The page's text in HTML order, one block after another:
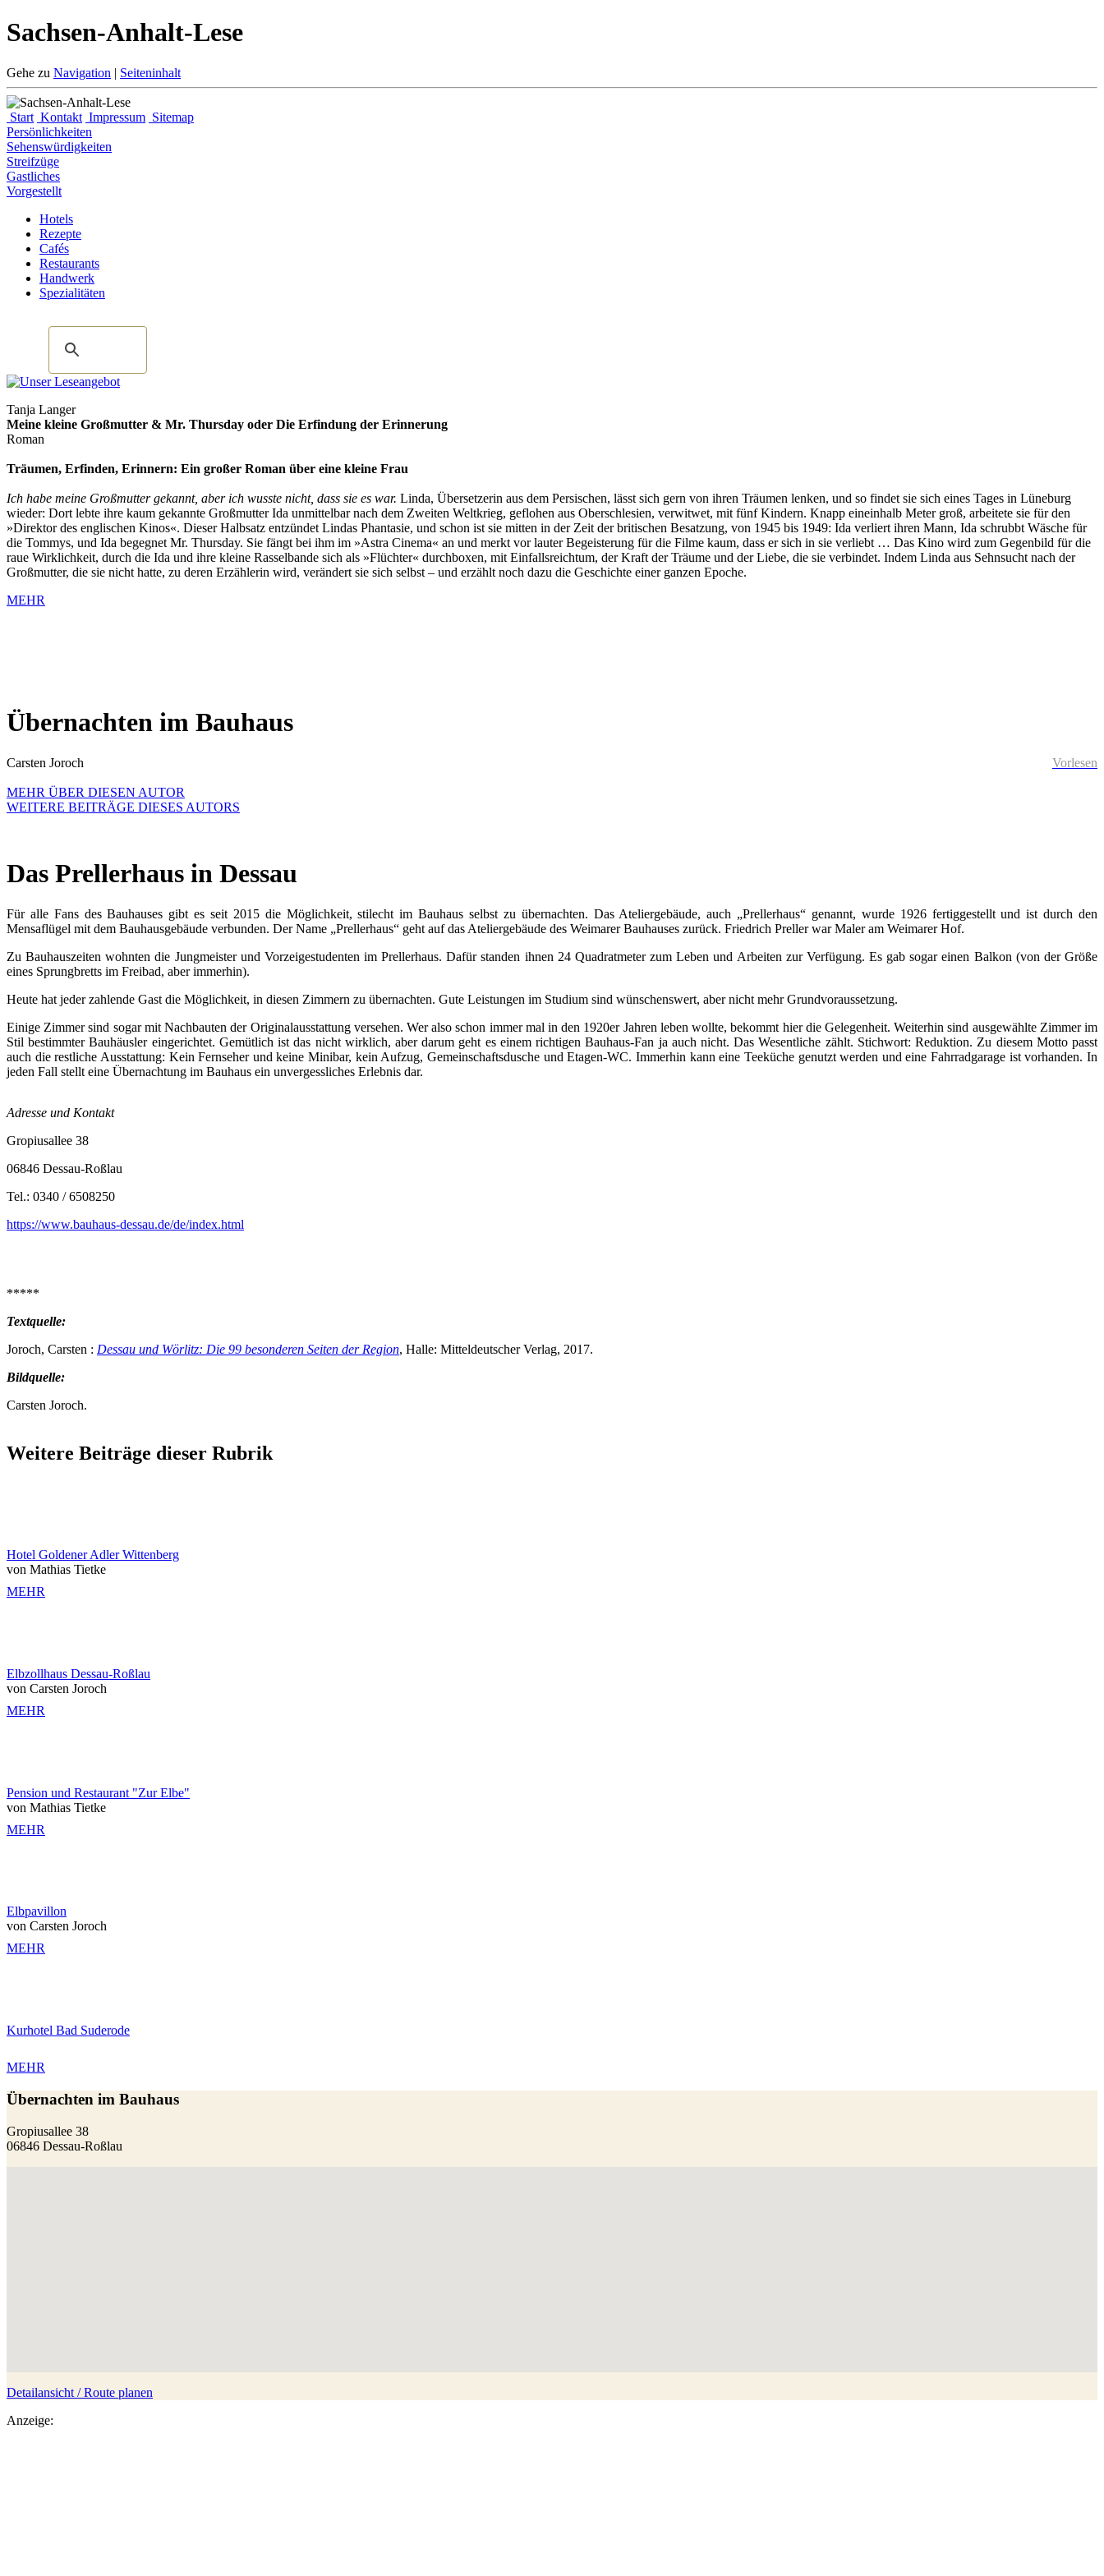
Sachsen-Anhalt-Lese
Gehe zu Navigation | Seiteninhalt
Start Kontakt Impressum Sitemap
Persönlichkeiten
Sehenswürdigkeiten
Streifzüge
Gastliches
Vorgestellt
Hotels
Rezepte
Cafés
Restaurants
Handwerk
Spezialitäten
Tanja Langer
Meine kleine Großmutter & Mr. Thursday oder Die Erfindung der Erinnerung
Roman
Träumen, Erfinden, Erinnern: Ein großer Roman über eine kleine Frau
Ich habe meine Großmutter gekannt, aber ich wusste nicht, dass sie es war. Linda, Übersetzerin aus dem Persischen, lässt sich gern von ihren Träumen lenken, und so findet sie sich eines Tages in Lüneburg
wieder: Dort lebte ihre kaum gekannte Großmutter Ida unmittelbar nach dem Zweiten Weltkrieg, geflohen aus Oberschlesien, verwitwet, mit fünf Kindern. Knapp eineinhalb Meter groß, arbeitete sie für den
»Direktor des englischen Kinos«. Dieser Halbsatz entzündet Lindas Phantasie, und schon ist sie mitten in der Zeit der britischen Besatzung, von 1945 bis 1949: Ida verliert ihren Mann, Ida schrubbt Wäsche für
die Tommys, und Ida begegnet Mr. Thursday. Sie fängt bei ihm im »Astra Cinema« an und merkt vor lauter Begeisterung für die Filme kaum, dass er sich in sie verliebt … Das Kino wird zum Gegenbild für die
raue Wirklichkeit, durch die Ida und ihre kleine Rasselbande sich als »Flüchter« durchboxen, mit Einfallsreichtum, der Kraft der Träume und der Liebe, die sie verbindet. Indem Linda aus Sehnsucht nach der
Großmutter, die sie nicht hatte, zu deren Erzählerin wird, verändert sie sich selbst – und erzählt noch dazu die Geschichte einer ganzen Epoche.
MEHR
Übernachten im Bauhaus
Vorlesen
Carsten Joroch
MEHR ÜBER DIESEN AUTOR
WEITERE BEITRÄGE DIESES AUTORS
Das Prellerhaus in Dessau
Für alle Fans des Bauhauses gibt es seit 2015 die Möglichkeit, stilecht im Bauhaus selbst zu übernachten. Das Ateliergebäude, auch „Prellerhaus“ genannt, wurde 1926 fertiggestellt und ist durch den
Mensaflügel mit dem Bauhausgebäude verbunden. Der Name „Prellerhaus“ geht auf das Ateliergebäude des Weimarer Bauhauses zurück. Friedrich Preller war Maler am Weimarer Hof.
Zu Bauhauszeiten wohnten die Jungmeister und Vorzeigestudenten im Prellerhaus. Dafür standen ihnen 24 Quadratmeter zum Leben und Arbeiten zur Verfügung. Es gab sogar einen Balkon (von der Größe
eines Sprungbretts im Freibad, aber immerhin).
Heute hat jeder zahlende Gast die Möglichkeit, in diesen Zimmern zu übernachten. Gute Leistungen im Studium sind wünschenswert, aber nicht mehr Grundvoraussetzung.
Einige Zimmer sind sogar mit Nachbauten der Originalausstattung versehen. Wer also schon immer mal in den 1920er Jahren leben wollte, bekommt hier die Gelegenheit. Weiterhin sind ausgewählte Zimmer im
Stil bestimmter Bauhäusler eingerichtet. Gemütlich ist das nicht wirklich, aber darum geht es einem richtigen Bauhaus-Fan ja auch nicht. Das Wesentliche zählt. Stichwort: Reduktion. Zu diesem Motto passt
auch die restliche Ausstattung: Kein Fernseher und keine Minibar, kein Aufzug, Gemeinschaftsdusche und Etagen-WC. Immerhin kann eine Teeküche genutzt werden und eine Fahrradgarage ist vorhanden. In
jeden Fall stellt eine Übernachtung im Bauhaus ein unvergessliches Erlebnis dar.
Adresse und Kontakt
Gropiusallee 38
06846 Dessau-Roßlau
Tel.: 0340 / 6508250
https://www.bauhaus-dessau.de/de/index.html
*****
Textquelle:
Joroch, Carsten : Dessau und Wörlitz: Die 99 besonderen Seiten der Region, Halle: Mitteldeutscher Verlag, 2017.
Bildquelle:
Carsten Joroch.
Weitere Beiträge dieser Rubrik
Hotel Goldener Adler Wittenberg
von Mathias Tietke
MEHR
Elbzollhaus Dessau-Roßlau
von Carsten Joroch
MEHR
Pension und Restaurant "Zur Elbe"
von Mathias Tietke
MEHR
Elbpavillon
von Carsten Joroch
MEHR
Kurhotel Bad Suderode
MEHR
Übernachten im Bauhaus
Gropiusallee 38
06846 Dessau-Roßlau
Detailansicht / Route planen
Anzeige: